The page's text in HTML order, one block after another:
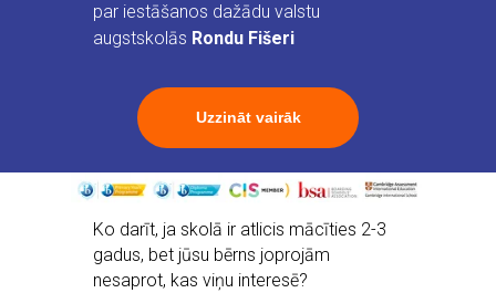
Uzzināt vairāk
par iestāšanos dažādu valstu
augstskolās Rondu Fišeri
Ko darīt, ja skolā ir atlicis mācīties 2-3
gadus, bet jūsu bērns joprojām
nesaprot, kas viņu interesē?